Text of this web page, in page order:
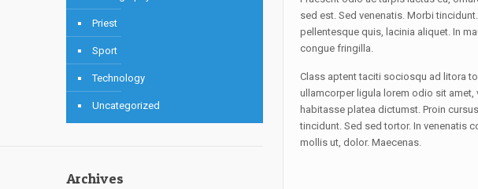
sed est. Sed venenatis. Morbi
pellentesque quis, lacinia aliquet. In
congue fringilla.
Class aptent taciti sociosqu ad litora
ullamcorper ligula lorem odio sit amet,
habitasse platea dictumst. Proin
tincidunt. Sed sed tortor. In venenatis
mollis ut, dolor. Maecenas.
Priest
Sport
Technology
Uncategorized
Archives